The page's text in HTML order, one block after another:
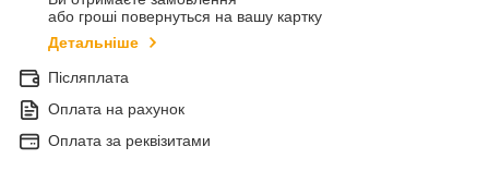
або гроші повернуться на вашу картку
Детальніше
Післяплата
Оплата на рахунок
Оплата за реквізитами